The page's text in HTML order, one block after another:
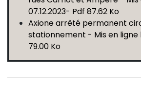
07.12.2023- Pdf 87.62 Ko
Axione arrêté permanent
stationnement - Mis en ligne
79.00 Ko